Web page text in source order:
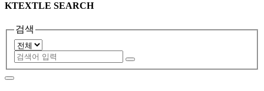
KTEXTLE SEARCH
검색